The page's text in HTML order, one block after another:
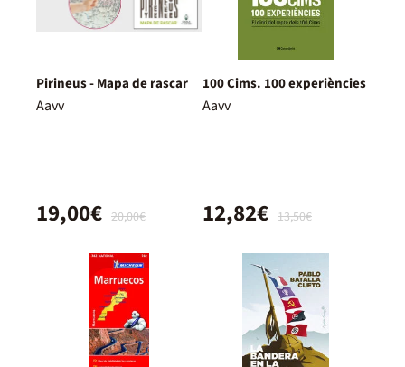
Pirineus - Mapa de rascar
Aavv
20,00€
19,00€
100 Cims. 100 experiències
Aavv
13,50€
12,82€